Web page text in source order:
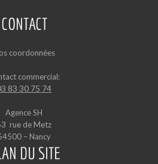
CONTACT
coordonnées
commercial:
83 30 75 74
Agence SH
rue de Metz
– Nancy
DU SITE